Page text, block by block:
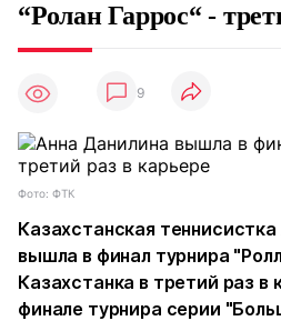
“Ролан Гаррос“ -
9
Фото: ФТК
Казахстанская
вышла в финал турнира
Казахстанка в третий раз в
финале турнира серии